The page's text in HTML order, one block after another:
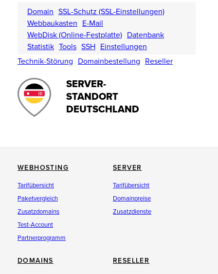
Domain SSL-Schutz (SSL-Einstellungen)
Webbaukasten E-Mail
WebDisk (Online-Festplatte) Datenbank
Statistik Tools SSH Einstellungen
Technik-Störung Domainbestellung Reseller
SERVER-
STANDORT
DEUTSCHLAND
WEBHOSTING
Tarifübersicht
Paketvergleich
Zusatzdomains
Test-Account
Partnerprogramm
SERVER
Tarifübersicht
Domainpreise
Zusatzdienste
DOMAINS RESELLER